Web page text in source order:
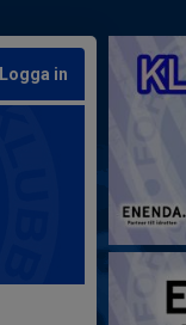
Logga in